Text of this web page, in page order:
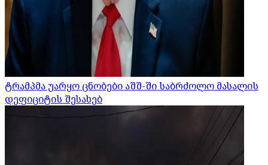
ტრამპმა უარყო ცნობები აშშ-ში საბრძოლო მასალის
დეფიციტის შესახებ